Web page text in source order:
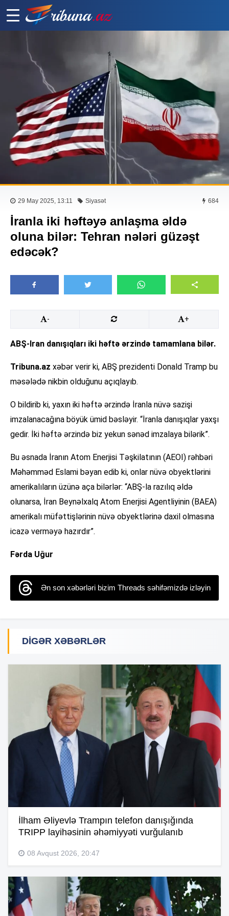
29 May 2025, 13:11 Siyasət 684
İranla iki həftəyə anlaşma əldə
oluna bilər: Tehran nələri güzəşt
edəcək?
- +
ABŞ-Iran danışıqları iki həftə ərzində tamamlana bilər.
Tribuna.az xəbər verir ki, ABŞ prezidenti Donald Tramp bu
məsələdə nikbin olduğunu açıqlayıb.
O bildirib ki, yaxın iki həftə ərzində İranla nüvə sazişi
imzalanacağına böyük ümid bəsləyir. “İranla danışıqlar yaxşı
gedir. İki həftə ərzində biz yekun sənəd imzalaya bilərik”.
Bu əsnada İranın Atom Enerjisi Təşkilatının (AEOI) rəhbəri
Məhəmməd Eslami bəyan edib ki, onlar nüvə obyektlərini
amerikalıların üzünə aça bilərlər: “ABŞ-la razılıq əldə
olunarsa, İran Beynəlxalq Atom Enerjisi Agentliyinin (BAEA)
amerikalı müfəttişlərinin nüvə obyektlərinə daxil olmasına
icazə verməyə hazırdır”.
Fərda Uğur
Ən son xəbərləri bizim Threads səhifəmizdə izləyin
DIGƏR XƏBƏRLƏR
İlham Əliyevlə Trampın telefon danışığında
TRIPP layihəsinin əhəmiyyəti vurğulanıb
08 Avqust 2026, 20:47